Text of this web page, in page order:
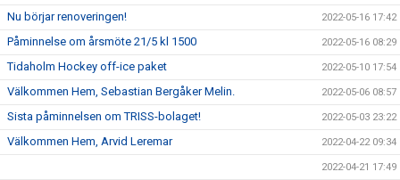
Nu börjar renoveringen! 2022-05-16 17:42
Påminnelse om årsmöte 21/5 kl 1500 2022-05-16 08:29
Tidaholm Hockey off-ice paket 2022-05-10 17:54
Välkommen Hem, Sebastian Bergåker Melin. 2022-05-06 08:57
Sista påminnelsen om TRISS-bolaget! 2022-05-03 23:22
Välkommen Hem, Arvid Leremar 2022-04-22 09:34
2022-04-21 17:49